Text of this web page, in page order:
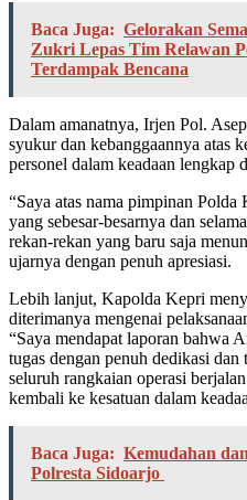
Baca Juga: Gelorakan
Zukri Lepas Tim Relawan
Terdampak Bencana
Dalam amanatnya, Irjen Pol.
syukur dan kebanggaannya atas
personel dalam keadaan lengkap
“Saya atas nama pimpinan
yang sebesar-besarnya dan
rekan-rekan yang baru saja
ujarnya dengan penuh apresiasi.
Lebih lanjut, Kapolda Kepri
diterimanya mengenai
“Saya mendapat laporan bahwa
tugas dengan penuh dedikasi
seluruh rangkaian operasi
kembali ke kesatuan dalam
Baca Juga: Kemudahan
Polresta Sidoarjo